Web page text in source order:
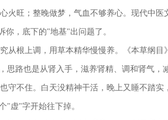
火旺；整晚做梦，气血不够养心。现代中医
你，底下的"地基"出问题了。
从根上调，用草本精华慢慢养。《本草纲目
路也是从肾入手，滋养肾精、调和肾气，
守不住。白天没精神干活，晚上又睡不踏实
"虚"字开始往下掉。